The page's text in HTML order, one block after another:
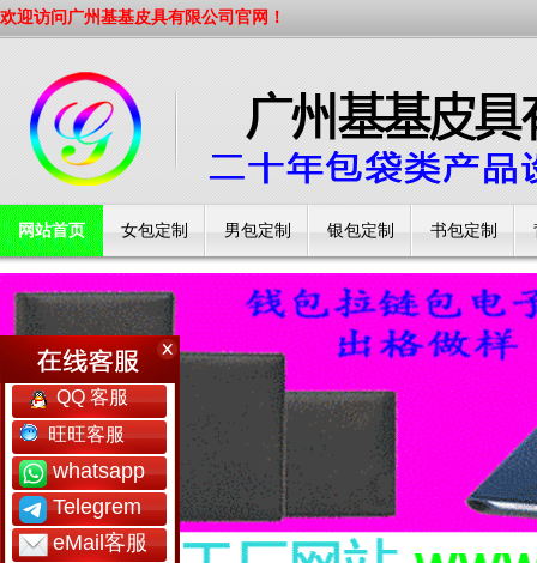
欢迎访问广州基基皮具有限公司官网！
网站首页 女包定制 男包定制 银包定制 书包定制
工厂简介
QQ 客服
旺旺客服
whatsapp
Telegrem
eMail客服